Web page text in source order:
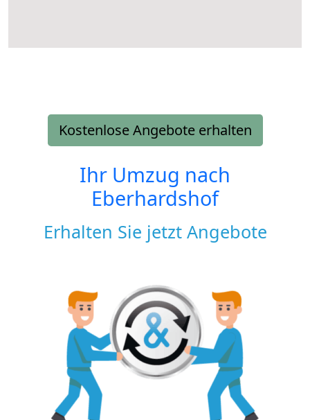
Kostenlose Angebote erhalten
Ihr Umzug nach
Eberhardshof
Erhalten Sie jetzt Angebote